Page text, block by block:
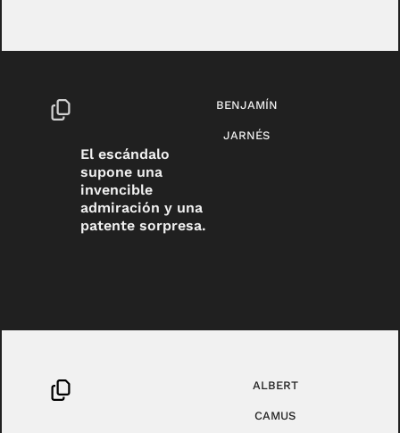
El escándalo
supone una
invencible
admiración y una
patente sorpresa.
BENJAMÍN
JARNÉS
ALBERT
CAMUS